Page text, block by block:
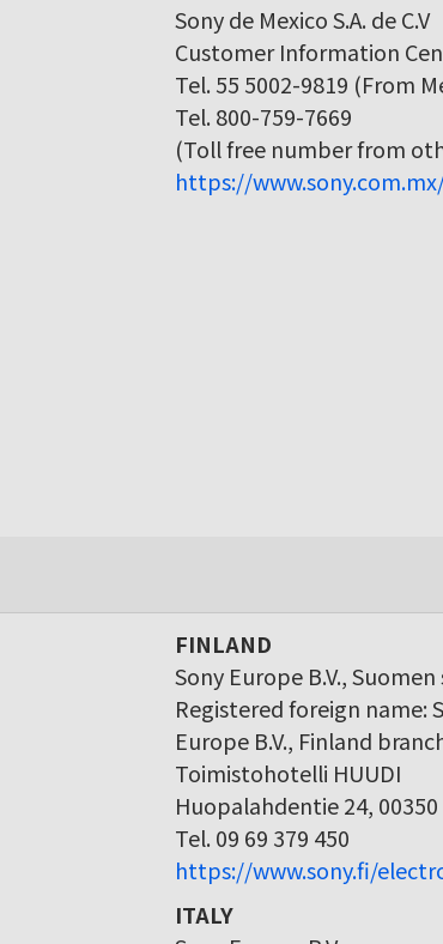
Sony de Mexico S.A. de C.V
Customer Information
Tel. 55 5002-9819 (From
Tel. 800-759-7669
(Toll free number from
https://
FINLAND
Sony Europe B.V.,
Registered foreign name:
Europe B.V., Finland
Toimistohotelli HUUDI
Huopalahdentie 24,
Tel. 09 69 379 450
https://www.sony.fi/
ITALY